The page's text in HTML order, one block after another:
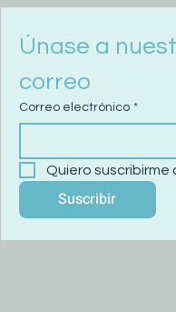
Únase a
correo
Correo electrónico *
Quiero suscribirme
Suscribir